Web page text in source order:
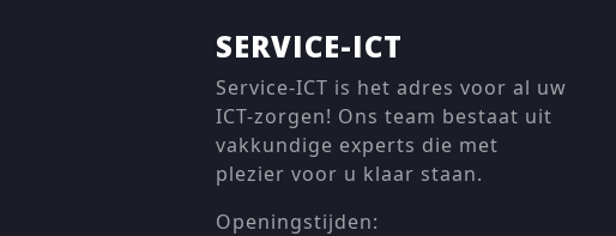
SERVICE-ICT
Service-ICT is het adres voor al uw
ICT-zorgen! Ons team bestaat uit
vakkundige experts die met
plezier voor u klaar staan.
Openingstijden: